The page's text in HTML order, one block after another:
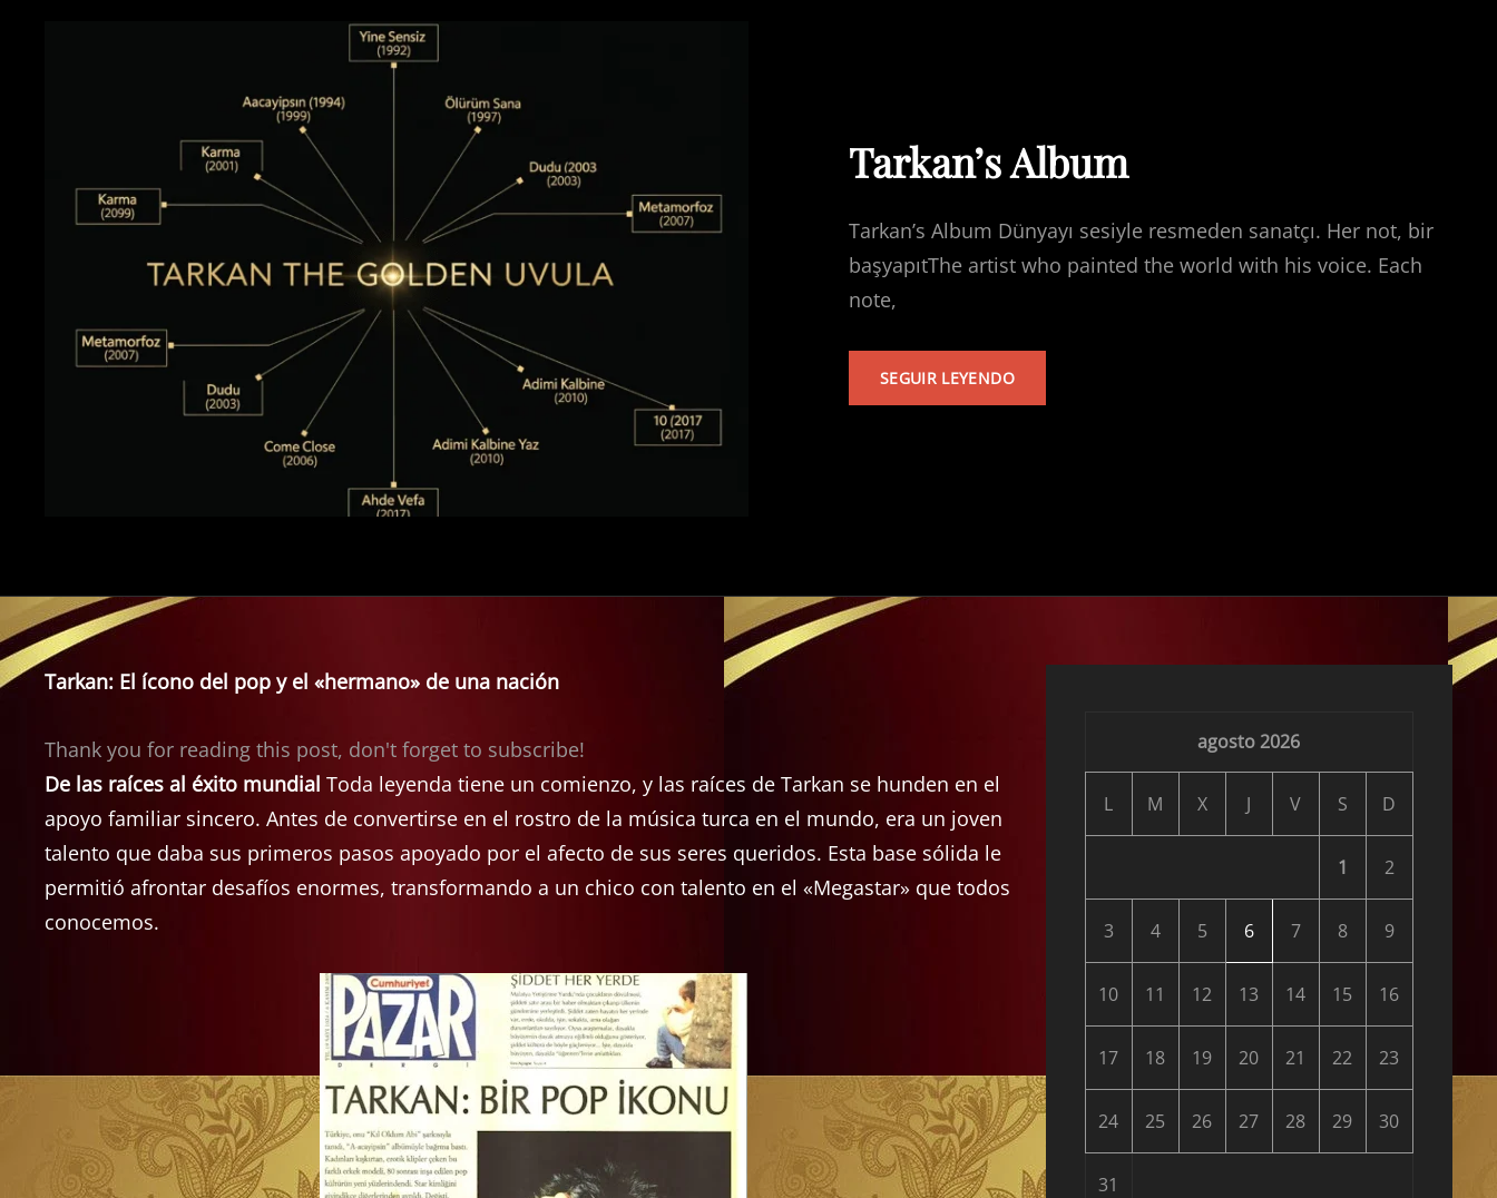
Tarkan’s Album
Tarkan’s Album Dünyayı sesiyle resmeden sanatçı. Her not, bir
başyapıtThe artist who painted the world with his voice. Each
note,
SEGUIR LEYENDOTARKAN’S
Tarkan: El ícono del pop y el «hermano» de una nación
Thank you for reading this post, don't forget to subscribe!
De las raíces al éxito mundial Toda leyenda tiene un comienzo, y las raíces de Tarkan se hunden en el
apoyo familiar sincero. Antes de convertirse en el rostro de la música turca en el mundo, era un joven
talento que daba sus primeros pasos apoyado por el afecto de sus seres queridos. Esta base sólida le
permitió afrontar desafíos enormes, transformando a un chico con talento en el «Megastar» que todos
conocemos.
agosto 2026
L M X J V S D
1 2
3 4 5 6 7 8 9
10 11 12 13 14 15 16
17 18 19 20 21 22 23
24 25 26 27 28 29 30
31